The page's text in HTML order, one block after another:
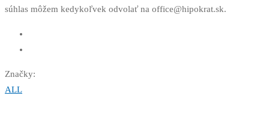
súhlas môžem kedykoľvek odvolať na office@hipokrat.sk.
Značky:
ALL